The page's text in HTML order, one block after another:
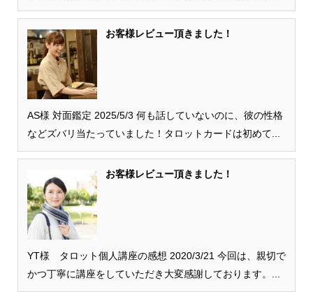
お客様レビュー頂きました！
AS様 対面鑑定 2025/5/3 何も話していないのに、彼の性格
などズバリ当たっていました！タロットカードは初めて...
お客様レビュー頂きました！
YT様 タロット個人講座の感想 2020/3/21 今回は、親切で
かつ丁寧に講座をしていただき大変感謝しております。...